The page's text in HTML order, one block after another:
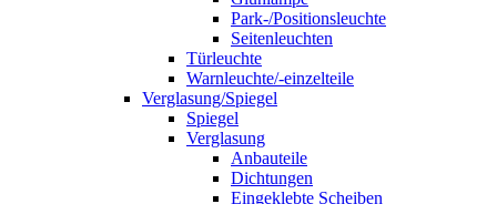
Park-/Positionsleuchte
Seitenleuchten
Türleuchte
Warnleuchte/-einzelteile
Verglasung/Spiegel
Spiegel
Verglasung
Anbauteile
Dichtungen
Eingeklebte Scheiben